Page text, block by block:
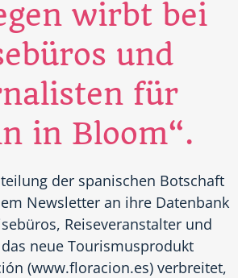
wirbt bei
und
für
in Bloom“.
der spanischen Botschaft
Newsletter an ihre Datenbank
Reiseveranstalter und
neue Tourismusprodukt
(www.floracion.es) verbreitet,